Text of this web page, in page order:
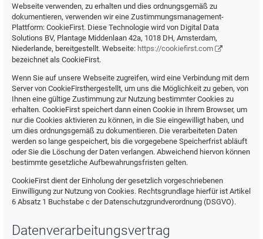
Webseite verwenden, zu erhalten und dies ordnungsgemäß zu
dokumentieren, verwenden wir eine Zustimmungsmanagement-
Plattform: CookieFirst. Diese Technologie wird von Digital Data
Solutions BV, Plantage Middenlaan 42a, 1018 DH, Amsterdam,
Niederlande, bereitgestellt. Webseite: https://cookiefirst.com
bezeichnet als CookieFirst.
Wenn Sie auf unsere Webseite zugreifen, wird eine Verbindung mit dem
Server von CookieFirsthergestellt, um uns die Möglichkeit zu geben, von
Ihnen eine gültige Zustimmung zur Nutzung bestimmter Cookies zu
erhalten. CookieFirst speichert dann einen Cookie in Ihrem Browser, um
nur die Cookies aktivieren zu können, in die Sie eingewilligt haben, und
um dies ordnungsgemäß zu dokumentieren. Die verarbeiteten Daten
werden so lange gespeichert, bis die vorgegebene Speicherfrist abläuft
oder Sie die Löschung der Daten verlangen. Abweichend hiervon können
bestimmte gesetzliche Aufbewahrungsfristen gelten.
CookieFirst dient der Einholung der gesetzlich vorgeschriebenen
Einwilligung zur Nutzung von Cookies. Rechtsgrundlage hierfür ist Artikel
6 Absatz 1 Buchstabe c der Datenschutzgrundverordnung (DSGVO).
Datenverarbeitungsvertrag